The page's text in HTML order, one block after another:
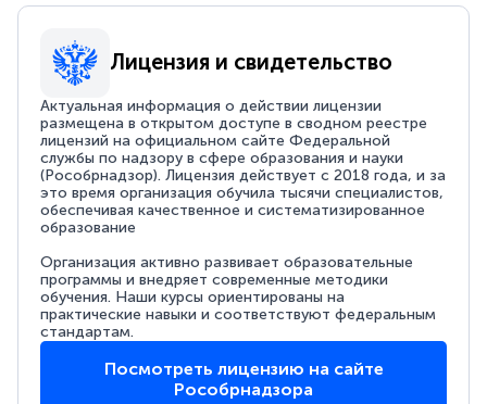
Лицензия и свидетельство
Актуальная информация о действии лицензии
размещена в открытом доступе в сводном реестре
лицензий на официальном сайте Федеральной
службы по надзору в сфере образования и науки
(Рособрнадзор). Лицензия действует с 2018 года, и за
это время организация обучила тысячи специалистов,
обеспечивая качественное и систематизированное
образование
Организация активно развивает образовательные
программы и внедряет современные методики
обучения. Наши курсы ориентированы на
практические навыки и соответствуют федеральным
стандартам.
Посмотреть лицензию на сайте
Рособрнадзора